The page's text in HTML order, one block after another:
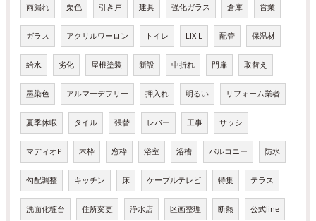
雨漏れ 栗色 引き戸 建具 強化ガラス 倉庫 営業
ガラス アクリルワーロン トイレ LIXIL 配管 保温材
給水 劣化 屋根塗装 新設 中折れ 門扉 取替え
墨染色 アルマーデフリー 押入れ 明るい リフォーム業者
夏季休暇 タイル 張替 レバー 工事 サッシ
マディオP 木枠 窓枠 浴室 浴槽 バルコニー 防水
勾配調整 キッチン 床 ケーブルテレビ 特集 テラス
洗面化粧台 住所変更 浄水店 区画整理 断熱 公式line